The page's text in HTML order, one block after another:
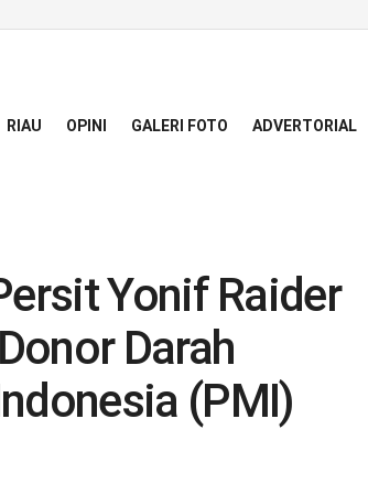
RIAU OPINI GALERI FOTO ADVERTORIAL
Yonif Raider
Darah
(PMI)